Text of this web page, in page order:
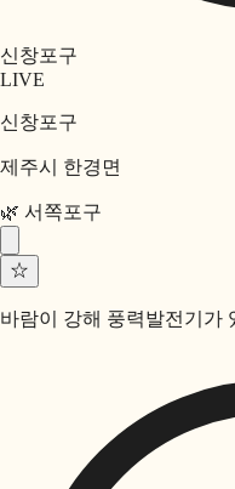
신창포구
LIVE
신창포구
제주시 한경면
🌿 서쪽포구
☆
바람이 강해 풍력발전기가